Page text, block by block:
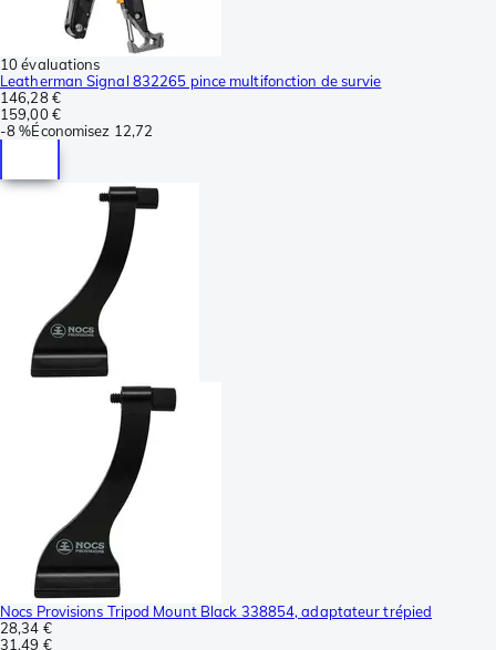
10 évaluations
Leatherman Signal 832265 pince multifonction de survie
146,28 €
159,00 €
-8 %Économisez 12,72
Nocs Provisions Tripod Mount Black 338854, adaptateur trépied
28,34 €
31,49 €